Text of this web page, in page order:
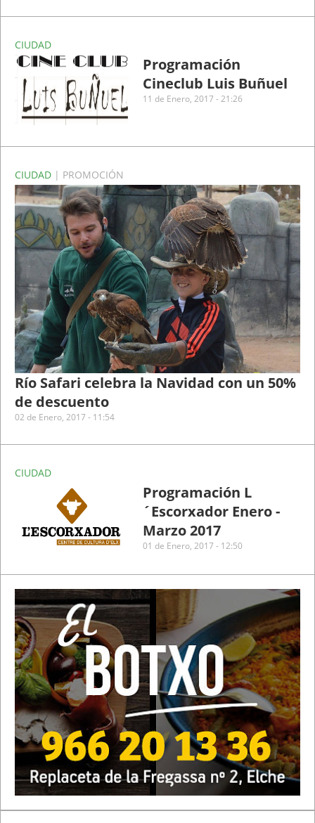
CIUDAD
Programación
Cineclub Luis Buñuel
11 de Enero, 2017 - 21:26
CIUDAD | PROMOCIÓN
Río Safari celebra la Navidad con un 50%
de descuento
02 de Enero, 2017 - 11:54
CIUDAD
Programación L
´Escorxador Enero -
Marzo 2017
01 de Enero, 2017 - 12:50